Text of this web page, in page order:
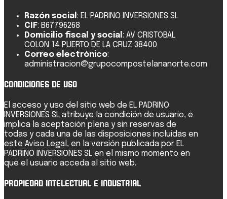
Razón social : EL PADRINO INVERSIONES SL
CIF: B67796268
Domicilio fiscal y social : AV CRISTOBAL
COLON 14 PUERTO DE LA CRUZ 38400
Correo electrónico:
administracion@grupocompostelananorte.com
Condiciones de uso
El acceso y uso del sitio web de EL PADRINO
INVERSIONES SL atribuye la condición de usuario, e
implica la aceptación plena y sin reservas de
todas y cada una de las disposiciones incluidas en
este Aviso Legal, en la versión publicada por EL
PADRINO INVERSIONES SL en el mismo momento en
que el usuario acceda al sitio web.
Propiedad Intelectual e Industrial